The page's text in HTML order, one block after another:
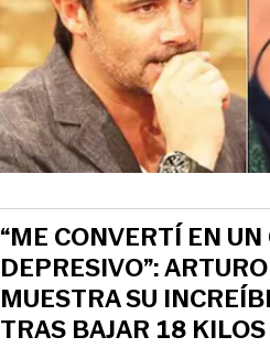
“ME CONVERTÍ EN UN
DEPRESIVO”:
MUESTRA SU
TRAS BAJAR 18 KILOS